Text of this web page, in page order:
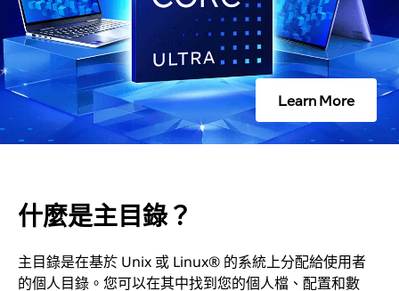
Learn More
什麼是主目錄？
主目錄是在基於 Unix 或 Linux® 的系統上分配給使用者
的個人目錄。您可以在其中找到您的個人檔、配置和數